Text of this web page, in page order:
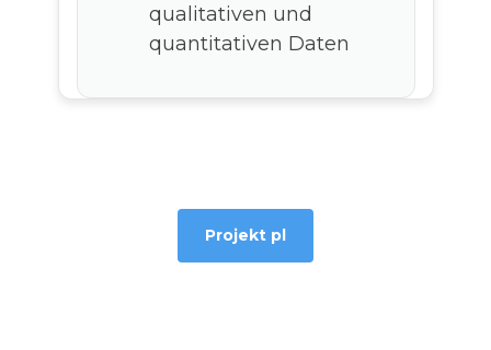
qualitativen und
quantitativen Daten
Projekt pl